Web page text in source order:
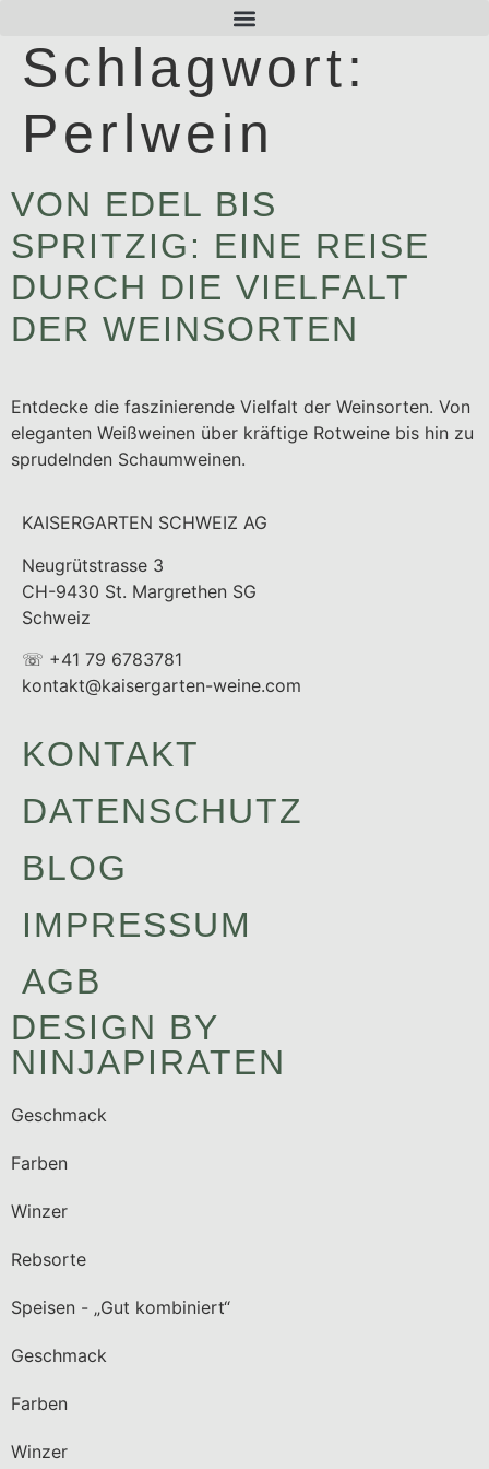
Schlagwort:
Perlwein
VON EDEL BIS
SPRITZIG: EINE REISE
DURCH DIE VIELFALT
DER WEINSORTEN
Entdecke die faszinierende Vielfalt der Weinsorten. Von
eleganten Weißweinen über kräftige Rotweine bis hin zu
sprudelnden Schaumweinen.
KAISERGARTEN SCHWEIZ AG
Neugrütstrasse 3
CH-9430 St. Margrethen SG
Schweiz
☏ +41 79 6783781
kontakt@kaisergarten-weine.com
KONTAKT
DATENSCHUTZ
BLOG
IMPRESSUM
AGB
DESIGN BY
NINJAPIRATEN
Geschmack
Farben
Winzer
Rebsorte
Speisen - „Gut kombiniert“
Geschmack
Farben
Winzer